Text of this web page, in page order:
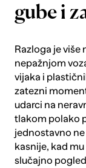
gube i
Razloga je više
nepažnjom
vijaka i
zatezni
udarci na
tlakom polako
jednostavno
kasnije, kad
slučajno